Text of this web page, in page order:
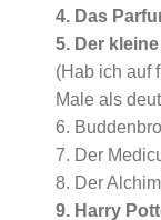
4. Das
5. Der
(Hab ich auf
Male als
6.
7. Der
8. Der
9. Harry